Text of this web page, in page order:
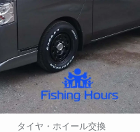
タイヤ・ホイール交換